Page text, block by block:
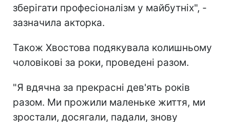
зберігати професіоналізм у майбутніх", -
зазначила акторка.
Також Хвостова подякувала колишньому
чоловікові за роки, проведені разом.
"Я вдячна за прекрасні дев'ять років
разом. Ми прожили маленьке життя, ми
зростали, досягали, падали, знову